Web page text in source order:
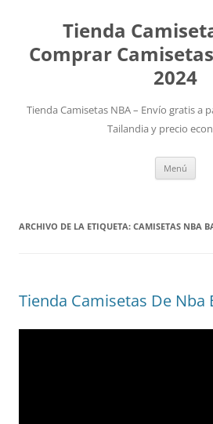
Tienda
Comprar
2024
Tienda Camisetas NBA – Envío gratis a
Tailandia y precio
Menú
ARCHIVO DE LA ETIQUETA: CAMISETAS NBA
Tienda Camisetas De Nba